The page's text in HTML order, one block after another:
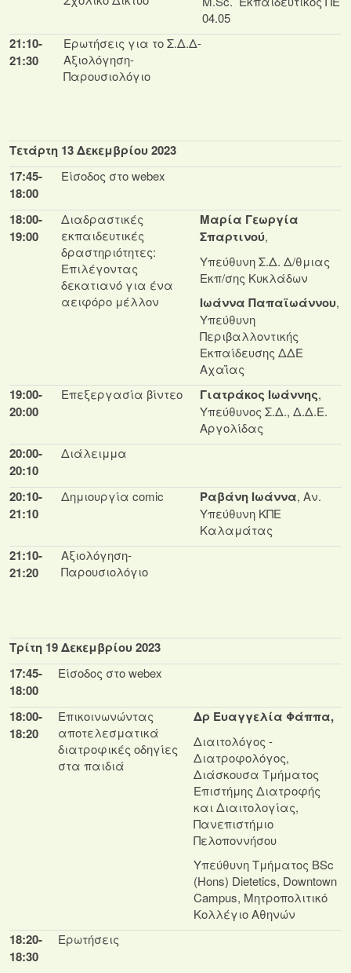
04.05
21:10-
21:30
Ερωτήσεις για το Σ.Δ.Δ-
Αξιολόγηση-
Παρουσιολόγιο
Τετάρτη 13 Δεκεμβρίου 2023
17:45-
18:00
Είσοδος στο webex
18:00-
19:00
Διαδραστικές
εκπαιδευτικές
δραστηριότητες:
Επιλέγοντας
δεκατιανό για ένα
αειφόρο μέλλον
Μαρία Γεωργία
Σπαρτινού,
Υπεύθυνη Σ.Δ. Δ/θμιας
Εκπ/σης Κυκλάδων
Ιωάννα Παπαϊωάννου,
Υπεύθυνη
Περιβαλλοντικής
Εκπαίδευσης ΔΔΕ
Αχαΐας
19:00-
20:00
Επεξεργασία βίντεο Γιατράκος Ιωάννης,
Υπεύθυνος Σ.Δ., Δ.Δ.Ε.
Αργολίδας
20:00-
20:10
Διάλειμμα
20:10-
21:10
Δημιουργία comic Ραβάνη Ιωάννα, Αν.
Υπεύθυνη ΚΠΕ
Καλαμάτας
21:10-
21:20
Αξιολόγηση-
Παρουσιολόγιο
Τρίτη 19 Δεκεμβρίου 2023
17:45-
18:00
Είσοδος στο webex
18:00-
18:20
Επικοινωνώντας
αποτελεσματικά
διατροφικές οδηγίες
στα παιδιά
Δρ Ευαγγελία Φάππα,
Διαιτολόγος -
Διατροφολόγος,
Διάσκουσα Τμήματος
Επιστήμης Διατροφής
και Διαιτολογίας,
Πανεπιστήμιο
Πελοποννήσου
Υπεύθυνη Τμήματος BSc
(Hons) Dietetics, Downtown
Campus, Μητροπολιτικό
Κολλέγιο Αθηνών
18:20-
18:30
Ερωτήσεις